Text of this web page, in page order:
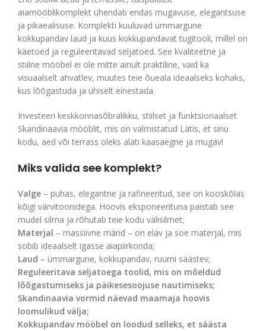
aiamööblikomplekt ühendab endas mugavuse, elegantsuse
ja pikaealisuse. Komplekti kuuluvad ümmargune
kokkupandav laud ja kuus kokkupandavat tugitooli, millel on
käetoed ja reguleeritavad seljatoed. See kvaliteetne ja
stiilne mööbel ei ole mitte ainult praktiline, vaid ka
visuaalselt ahvatlev, muutes teie õueala ideaalseks kohaks,
kus lõõgastuda ja ühiselt einestada.
Investeeri keskkonnasõbralikku, stiilset ja funktsionaalset
Skandinaavia mööblit, mis on valmistatud Lätis, et sinu
kodu, aed või terrass oleks alati kaasaegne ja mugav!
Miks valida see komplekt?
Valge – puhas, elegantne ja rafineeritud, see on kooskõlas
kõigi värvitoonidega. Hoovis eksponeerituna paistab see
mudel silma ja rõhutab teie kodu välisilmet;
Materjal – massiivne mänd – on elav ja soe materjal, mis
sobib ideaalselt igasse aiapiirkonda;
Laud – ümmargune, kokkupandav, ruumi säästev;
Reguleeritava seljatoega toolid, mis on mõeldud
lõõgastumiseks ja päikesesoojuse nautimiseks;
Skandinaavia vormid näevad maamaja hoovis
loomulikud välja;
Kokkupandav mööbel on loodud selleks, et säästa